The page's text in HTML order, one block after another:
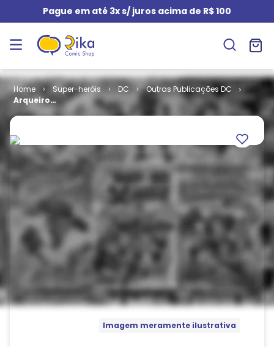
Pague em até 3x s/ juros acima de R$ 100
Super-heróis DC
Outras Publicações DC
Arqueiro
Verde - 2ª
Imagem meramente ilustrativa